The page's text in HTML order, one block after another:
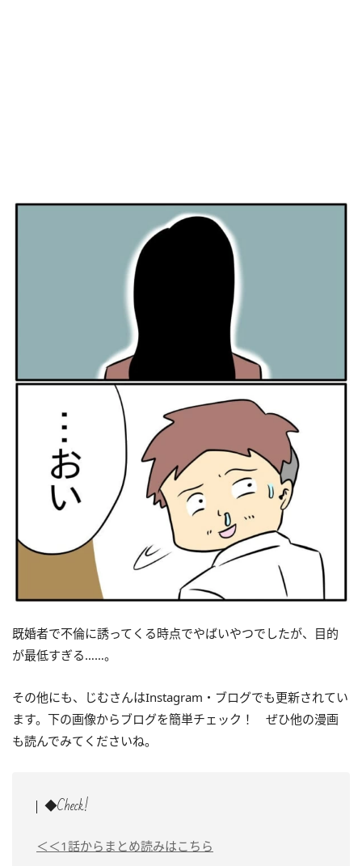
既婚者で不倫に誘ってくる時点でやばいやつでしたが、目的
が最低すぎる……。
その他にも、じむさんはInstagram・ブログでも更新されてい
ます。下の画像からブログを簡単チェック！ ぜひ他の漫画
も読んでみてくださいね。
◆Check!
＜＜1話からまとめ読みはこちら